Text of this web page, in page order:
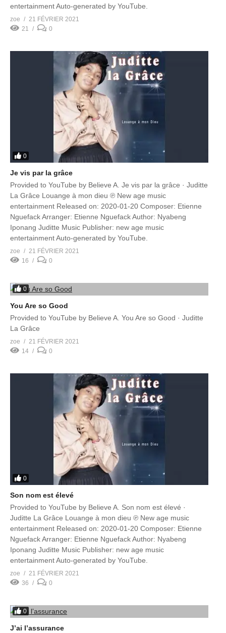
entertainment Auto-generated by YouTube.
zoe
21 FÉVRIER 2021
21
0
0
Je vis par la grâce
Provided to YouTube by Believe A. Je vis par la grâce · Juditte
La Grâce Louange à mon dieu ℗ New age music
entertainment Released on: 2020-01-20 Composer: Etienne
Nguefack Arranger: Etienne Nguefack Author: Nyabeng
Iponang Juditte Music Publisher: new age music
entertainment Auto-generated by YouTube.
zoe
21 FÉVRIER 2021
16
0
0
You Are so Good
Provided to YouTube by Believe A. You Are so Good · Juditte
La Grâce
zoe
21 FÉVRIER 2021
14
0
0
Son nom est élevé
Provided to YouTube by Believe A. Son nom est élevé ·
Juditte La Grâce Louange à mon dieu ℗ New age music
entertainment Released on: 2020-01-20 Composer: Etienne
Nguefack Arranger: Etienne Nguefack Author: Nyabeng
Iponang Juditte Music Publisher: new age music
entertainment Auto-generated by YouTube.
zoe
21 FÉVRIER 2021
36
0
0
J’ai l’assurance